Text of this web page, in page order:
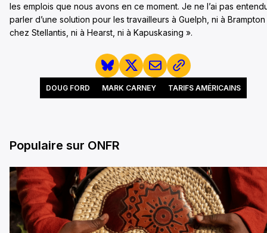
les emplois que nous avons en ce moment. Je ne l’ai pas
parler d’une solution pour les travailleurs à Guelph, ni à Brampton
chez Stellantis, ni à Hearst, ni à Kapuskasing ».
DOUG FORD MARK CARNEY TARIFS AMÉRICAINS
Populaire sur ONFR